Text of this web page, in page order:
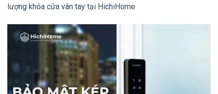
lượng khóa cửa vân tay tại HichiHome